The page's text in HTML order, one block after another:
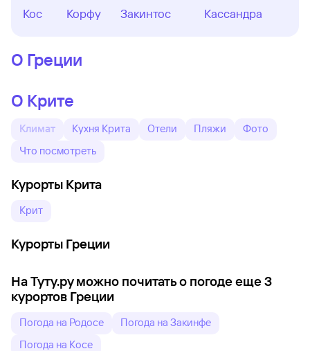
Кос Корфу Закинтос Кассандра
О Греции
О Крите
Климат Кухня Крита Отели Пляжи
Фото
Что посмотреть
Курорты Крита
Крит
Курорты Греции
На Туту.ру можно почитать о погоде еще 3
курортов Греции
Погода на Родосе
Погода на Закинфе
Погода на Косе